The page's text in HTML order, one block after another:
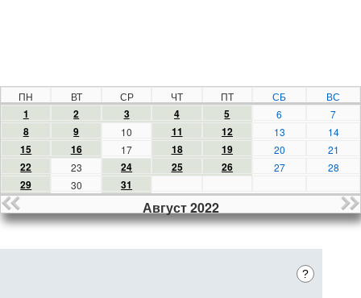
ПН ВТ СР ЧТ ПТ СБ ВС
1 2 3 4 5 6 7
8 9 10 11 12 13 14
15 16 17 18 19 20 21
22 23 24 25 26 27 28
29 30 31
Август 2022
?